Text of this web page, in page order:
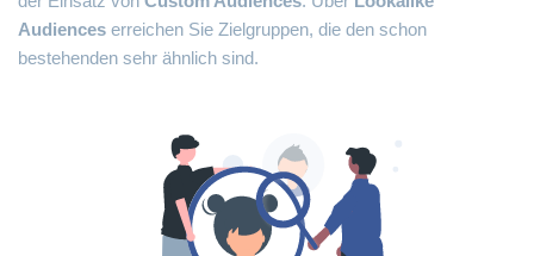
Audiences erreichen Sie Zielgruppen, die den schon
bestehenden sehr ähnlich sind.